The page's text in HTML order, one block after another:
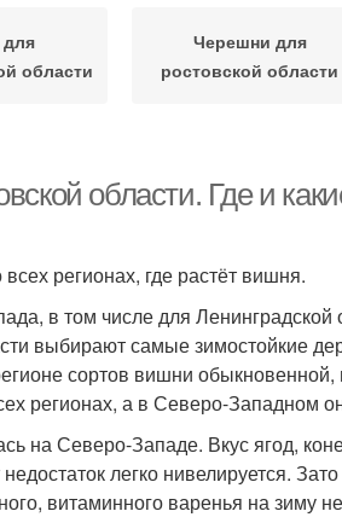
области
Черешни для
ростовской области
области. Где и
регионах, где растёт вишня.
в том числе для Ленинградской
выбирают самые зимостойкие
сортов вишни обыкновенной,
регионах, а в Северо-Западном
на Северо-Западе. Вкус ягод,
легко нивелируется.
витаминного варенья на зиму